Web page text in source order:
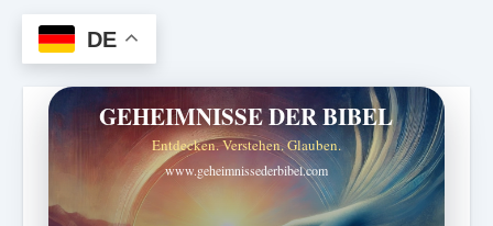
DE
GEHEIMNISSE DER BIBEL
Entdecken. Verstehen. Glauben.
www.geheimnissederbibel.com